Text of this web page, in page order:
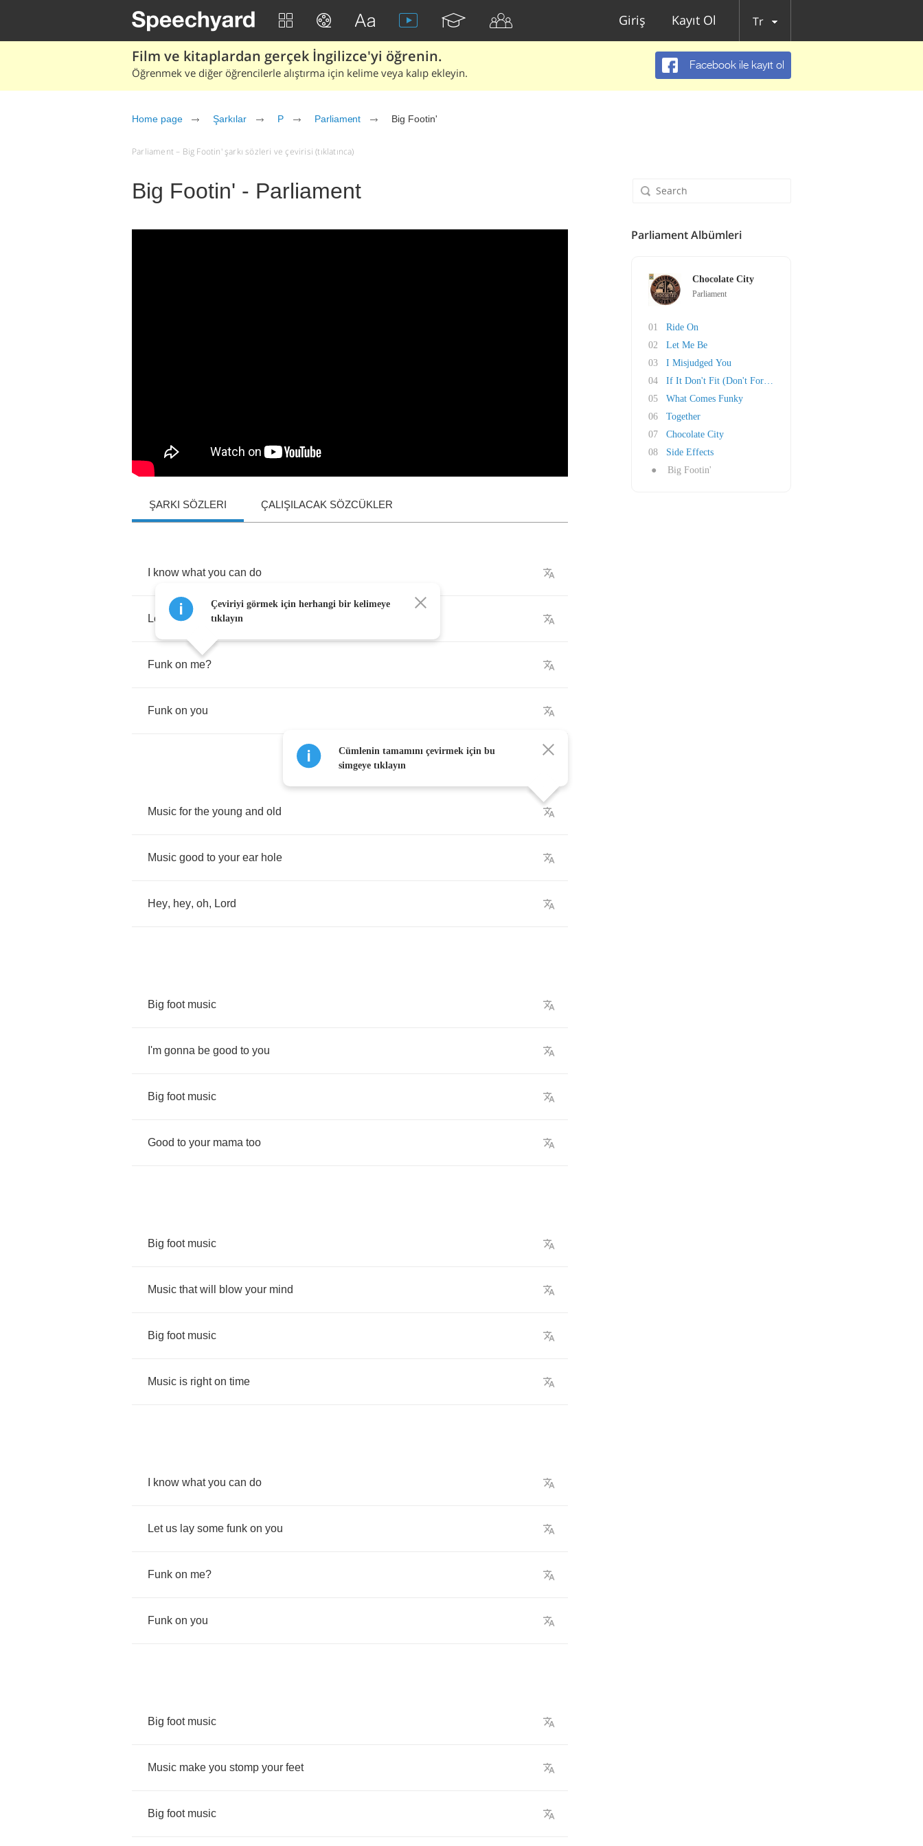
Giriş Kayıt Ol Tr
Film ve kitaplardan gerçek İngilizce'yi öğrenin.
Öğrenmek ve diğer öğrencilerle alıştırma için kelime veya kalıp ekleyin.
Facebook ile kayıt ol
Home page Şarkılar P Parliament Big Footin'
Parliament – Big Footin' şarkı sözleri ve çevirisi (tıklatınca)
Big Footin' - Parliament
ŞARKI SÖZLERI ÇALIŞILACAK SÖZCÜKLER
know what you can do
Let us lay some funk
Funk on me?
Funk on you
Music for the young and old
Music good to your ear hole
Hey, hey, oh, Lord
Big foot music
I'm gonna be good to you
Big foot music
Good to your mama too
Big foot music
Music that will blow your mind
Big foot music
Music is right on time
know what you can do
Let us lay some funk on you
Funk on me?
Funk on you
Big foot music
Music make you stomp your feet
Big foot music
Çeviriyi görmek için herhangi bir kelimeye
tıklayın
Cümlenin tamamını çevirmek için bu
simgeye tıklayın
Parliament Albümleri
Chocolate City
Parliament
01
Ride On
02
Let Me Be
03
I Misjudged You
04
If It Don't Fit (Don't Force It)
05
What Comes Funky
06
Together
07
Chocolate City
08
Side Effects
●
Big Footin'